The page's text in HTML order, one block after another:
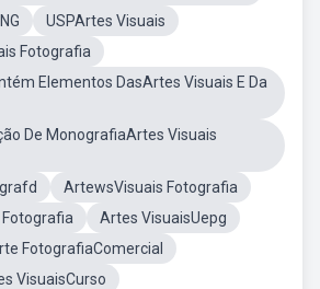
USPArtes Visuais
Fotografia
Elementos DasArtes Visuais E Da
De MonografiaArtes Visuais
ArtewsVisuais Fotografia
Artes VisuaisUepg
FotografiaComercial
VisuaisCurso